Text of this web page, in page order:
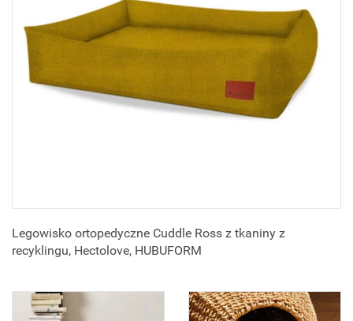
Legowisko ortopedyczne Cuddle Ross z tkaniny z
recyklingu, Hectolove, HUBUFORM